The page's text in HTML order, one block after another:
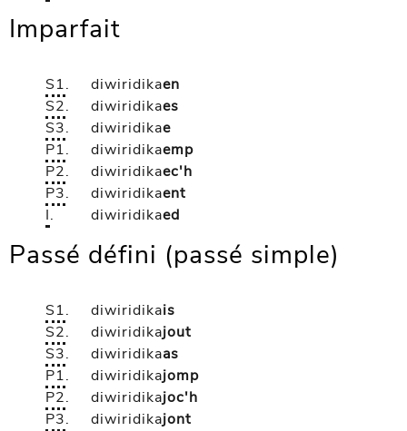
Imparfait
S1. diwiridikaen
S2. diwiridikaes
S3. diwiridikae
P1. diwiridikaemp
P2. diwiridikaec'h
P3. diwiridikaent
I. diwiridikaed
Passé défini (passé simple)
S1. diwiridikais
S2. diwiridikajout
S3. diwiridikaas
P1. diwiridikajomp
P2. diwiridikajoc'h
P3. diwiridikajont